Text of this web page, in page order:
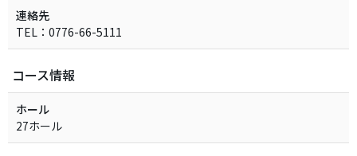
連絡先
TEL：0776-66-5111
コース情報
ホール
27ホール